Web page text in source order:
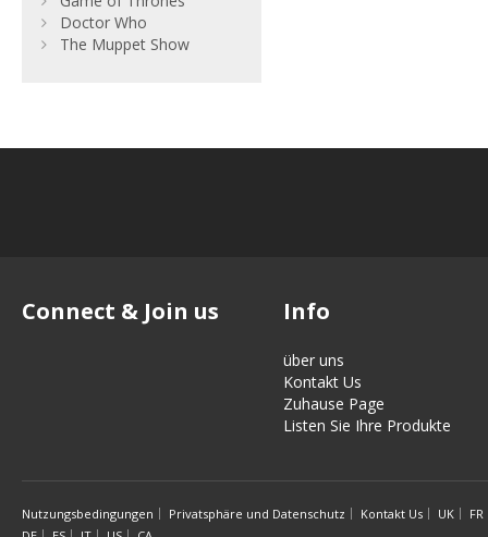
Doctor Who
The Muppet Show
Connect & Join us Info
über uns
Kontakt Us
Zuhause Page
Listen Sie Ihre Produkte
Nutzungsbedingungen Privatsphäre und Datenschutz Kontakt Us UK
FR